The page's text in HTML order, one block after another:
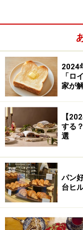
"The One and
セットのパンをご
2024
「ロ
家が解
【
する
選
パン
台ヒ